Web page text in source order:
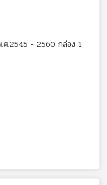
ศ.2545 - 2560 กล่อง 1